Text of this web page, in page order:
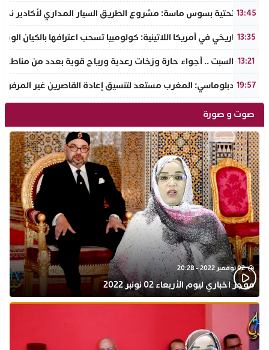
13:45
البنية التحتية بسوس ماسة: مشروع الطريق السيار المداري لأكادير
13:35
تحول تاريخي في أمريكا اللاتينية: كولومبيا تسحب اعترافها بالكيان
13:21
طقس السبت .. أجواء حارة وزخات رعدية ورياح قوية بعدد من مناطق
19:57
مصدر دبلوماسي: المغرب مستعد لتنسيق إعادة القاصرين غير
صوت و صورة
02 نوفمبر 2022 - 20:28
موجز اخباري ليوم الأربعاء 02 نونبر 2022